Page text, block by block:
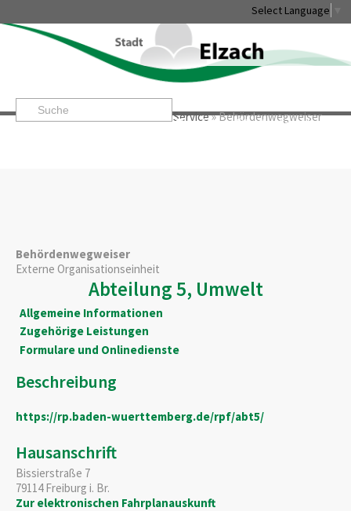
Select Language
Startseite» »Service»Behördenwegweiser
Leben & Erleben Rathaus & Service Stadtentwicklung &
Behördenwegweiser
Externe Organisationseinheit
Abteilung 5, Umwelt
Allgemeine Informationen
Zugehörige Leistungen
Formulare und Onlinedienste
Beschreibung
https://rp.baden-wuerttemberg.de/rpf/abt5/
Hausanschrift
Bissierstraße 7
79114 Freiburg i. Br.
Zur elektronischen Fahrplanauskunft